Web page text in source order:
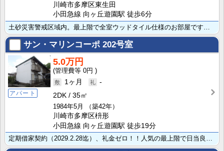
川崎市多摩区東生田
小田急線 向ヶ丘遊園駅 徒歩6分
土砂災害警戒区域内。最上階で全室ウッドタイル仕様のお部屋です！家計にやさしい都市ガス、バス・トイレ独･･･
サン・マリンコーポ 202号室
アパート
5.0万円
0円
1ヶ月
-
2DK
35㎡
1984年5月
（築42年）
川崎市多摩区枡形
小田急線 向ヶ丘遊園駅 徒歩19分
定期借家契約（2029.2.28迄）、礼金ゼロ！！人気の最上階で日当良好！！家計に優しい都市ガス、浴･･･